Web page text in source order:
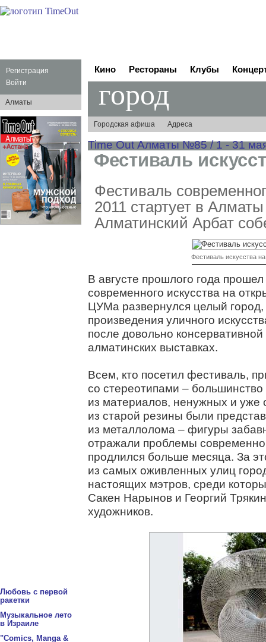
Регистрация
Войти
Алматы
Любовь с первой
ракетки
Музыкальное лето
в Израиле
"Comics, Manga &
Кино Рестораны Клубы
город
Городская афиша Адреса
Time Out Алматы №85 / 1 - 31
Фестиваль
Фестиваль
2011 стартует в
Алматинский Арбат
Фестиваль искусства
В августе прошлого года
современного искусства на
ЦУМа развернулся целый
произведения уличного
после довольно
алматинских выставках.
Всем, кто посетил фестиваль,
со стереотипами –
из материалов, ненужных и
из старой резины были
из металлолома – фигуры
отражали проблемы
продлился больше месяца. За
из самых оживленных улиц
настоящих мэтров, среди
Сакен Нарынов и Георгий
художников.